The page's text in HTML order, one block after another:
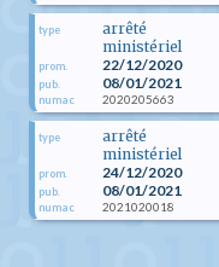
type
arrêté
ministériel
prom. 22/12/2020
pub. 08/01/2021
numac 2020205663
type
arrêté
ministériel
prom. 24/12/2020
pub. 08/01/2021
numac 2021020018